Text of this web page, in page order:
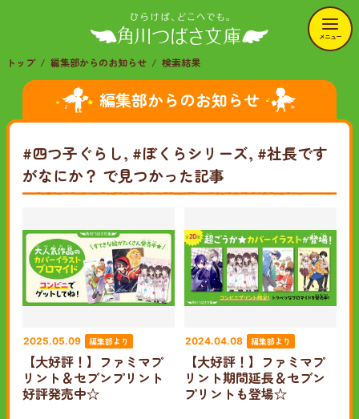
メニュー
トップ 編集部からのお知らせ 検索結果
編集部からのお知らせ
#四つ子ぐらし, #ぼくらシリーズ, #社長です
がなにか？ で見つかった記事
2025.05.09 編集部より
【大好評！】ファミマプ
リント＆セブンプリント
好評発売中☆
2024.04.08 編集部より
【大好評！】ファミマプ
リント期間延長＆セブン
プリントも登場☆